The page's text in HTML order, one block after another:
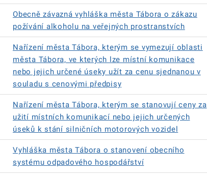
Obecně závazná vyhláška města Tábora o zákazu
požívání alkoholu na veřejných prostranstvích
Nařízení města Tábora, kterým se vymezují oblasti
města Tábora, ve kterých lze místní komunikace
nebo jejich určené úseky užít za cenu sjednanou v
souladu s cenovými předpisy
Nařízení města Tábora, kterým se stanovují ceny za
užití místních komunikací nebo jejich určených
úseků k stání silničních motorových vozidel
Vyhláška města Tábora o stanovení obecního
systému odpadového hospodářství